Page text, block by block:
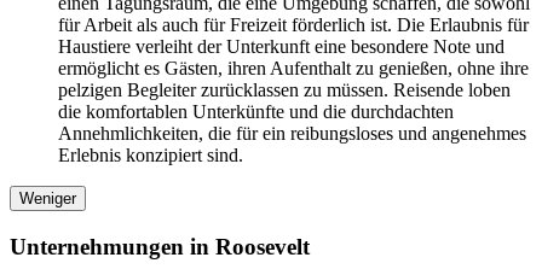
für Arbeit als auch für Freizeit förderlich ist. Die Erlaubnis für
Haustiere verleiht der Unterkunft eine besondere Note und
ermöglicht es Gästen, ihren Aufenthalt zu genießen, ohne ihre
pelzigen Begleiter zurücklassen zu müssen. Reisende loben
die komfortablen Unterkünfte und die durchdachten
Annehmlichkeiten, die für ein reibungsloses und angenehmes
Erlebnis konzipiert sind.
Weniger
Unternehmungen in Roosevelt